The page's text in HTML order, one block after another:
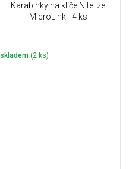
Karabinky na klíče Nite Ize
MicroLink - 4 ks
skladem (2 ks)